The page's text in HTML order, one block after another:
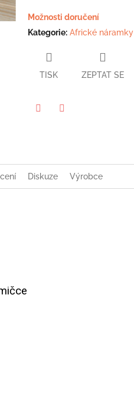
Možnosti doručení
Kategorie: Africké náramky
TISK ZEPTAT SE
Diskuze Výrobce